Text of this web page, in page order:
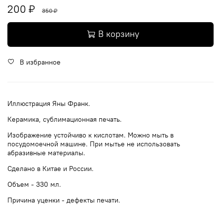
200 ₽ 350 ₽
В корзину
В избранное
Иллюстрация Яны Франк.
Керамика, сублимационная печать.
Изображение устойчиво к кислотам. Можно мыть в
посудомоечной машине. При мытье не использовать
абразивные материалы.
Сделано в Китае и России.
Объем - 330 мл.
Причина уценки - дефекты печати.